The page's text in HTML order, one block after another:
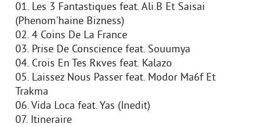
01. Les 3 Fantastiques feat. Ali.B Et Saisai
(Phenom'haine Bizness)
02. 4 Coins De La France
03. Prise De Conscience feat. Souumya
04. Crois En Tes Rкves feat. Kalazo
05. Laissez Nous Passer feat. Modor Ma6f Et
Trakma
06. Vida Loca feat. Yas (Inedit)
07. Itineraire